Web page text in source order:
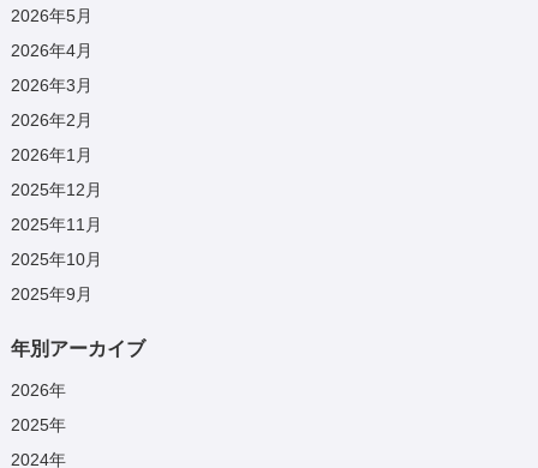
2026年5月
2026年4月
2026年3月
2026年2月
2026年1月
2025年12月
2025年11月
2025年10月
2025年9月
年別アーカイブ
2026年
2025年
2024年